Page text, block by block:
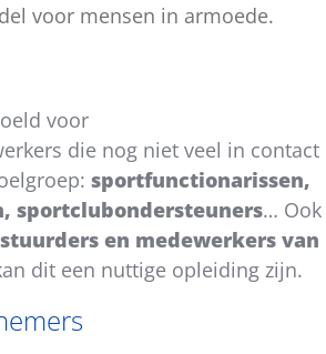
voor mensen in armoede.
voor
die nog niet veel in contact
sportfunctionarissen,
sportclubondersteuners… Ook
en medewerkers van
dit een nuttige opleiding zijn.